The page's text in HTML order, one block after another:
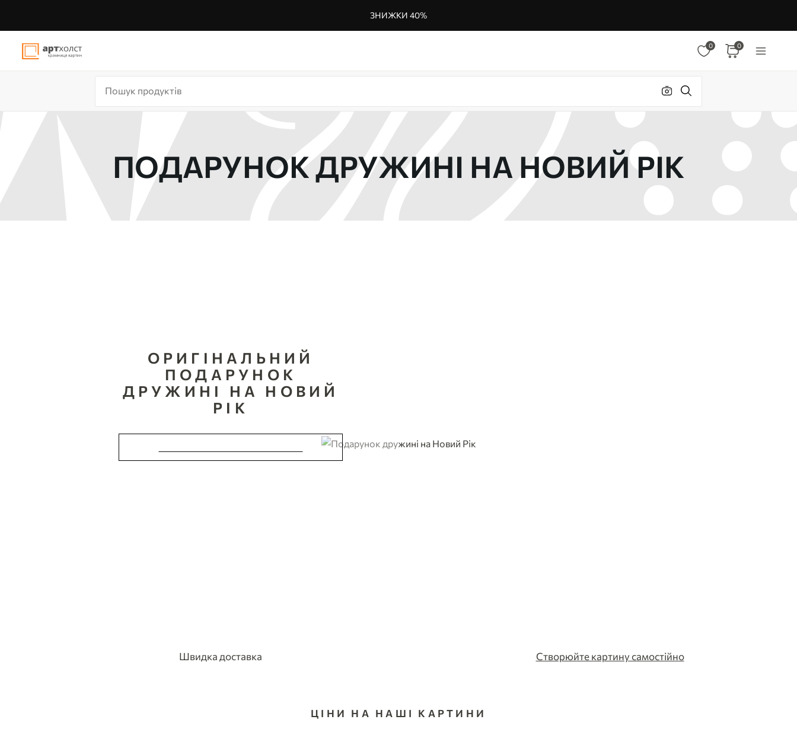
ЗНИЖКИ 40%
0 0
ПОДАРУНОК ДРУЖИНІ НА НОВИЙ РІК
ОРИГІНАЛЬНИЙ
ПОДАРУНОК
ДРУЖИНІ НА НОВИЙ
РІК
Швидка доставка Створюйте картину самостійно
ЦІНИ НА НАШІ КАРТИНИ